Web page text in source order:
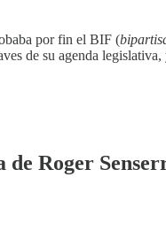
por fin el BIF (
de su agenda
de Roger